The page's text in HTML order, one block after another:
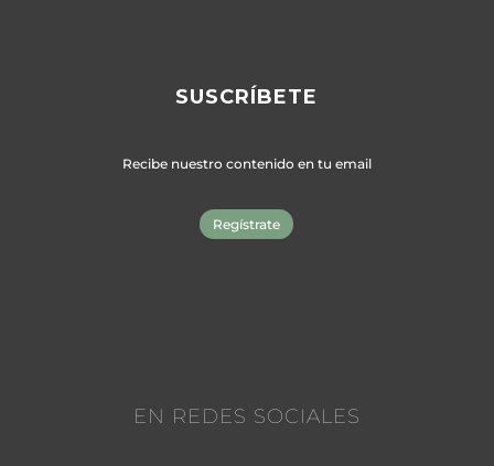
SUSCRÍBETE
Recibe nuestro contenido en tu email
Regístrate
EN REDES SOCIALES